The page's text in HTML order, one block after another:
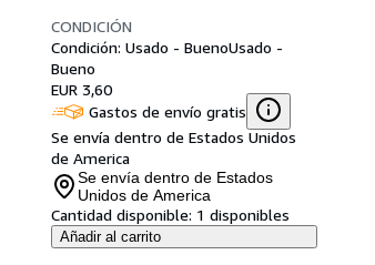
CONDICIÓN
Condición: Usado - BuenoUsado -
Bueno
EUR 3,60
Gastos de envío gratis
Se envía dentro de Estados Unidos
de America
Se envía dentro de Estados
Unidos de America
Cantidad disponible: 1 disponibles
Añadir al carrito